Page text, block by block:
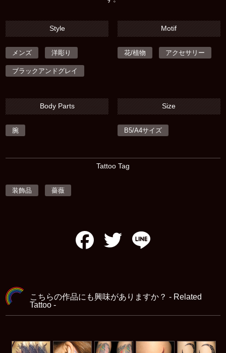
Style
メンズ 洋彫り
ブラックアンドグレイ
Motif
花/植物 アクセサリー
Body Parts
腕
Size
B5/A4サイズ
Tattoo Tag
装飾品 薔薇
FacebookTwitter
こちらの作品にも興味がありますか？ - Related
Tattoo -